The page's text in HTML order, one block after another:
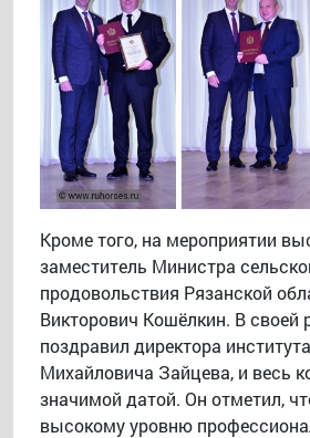
Кроме того, на мероприятии
заместитель Министра
продовольствия Рязанской
Викторович Кошёлкин. В своей
поздравил директора
Михайловича Зайцева, и весь
значимой датой. Он отметил,
высокому уровню